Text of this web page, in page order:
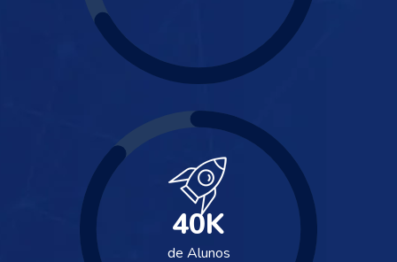
de Alunos
40K